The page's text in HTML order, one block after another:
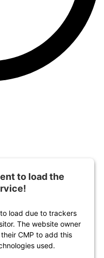
to load the
load due to trackers
The website owner
CMP to add this
used.